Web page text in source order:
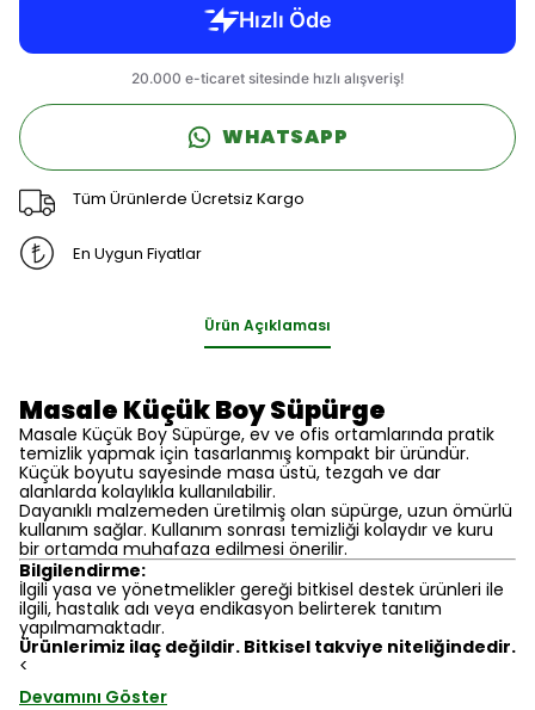
WHATSAPP
Tüm Ürünlerde Ücretsiz Kargo
En Uygun Fiyatlar
Ürün Açıklaması
Masale Küçük Boy Süpürge
Masale Küçük Boy Süpürge, ev ve ofis ortamlarında pratik
temizlik yapmak için tasarlanmış kompakt bir üründür.
Küçük boyutu sayesinde masa üstü, tezgah ve dar
alanlarda kolaylıkla kullanılabilir.
Dayanıklı malzemeden üretilmiş olan süpürge, uzun ömürlü
kullanım sağlar. Kullanım sonrası temizliği kolaydır ve kuru
bir ortamda muhafaza edilmesi önerilir.
Bilgilendirme:
İlgili yasa ve yönetmelikler gereği bitkisel destek ürünleri ile
ilgili, hastalık adı veya endikasyon belirterek tanıtım
yapılmamaktadır.
Ürünlerimiz ilaç değildir. Bitkisel takviye niteliğindedir.
<
Devamını Göster